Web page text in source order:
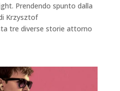
Prendendo spunto dalla
Krzysztof
tre diverse storie attorno